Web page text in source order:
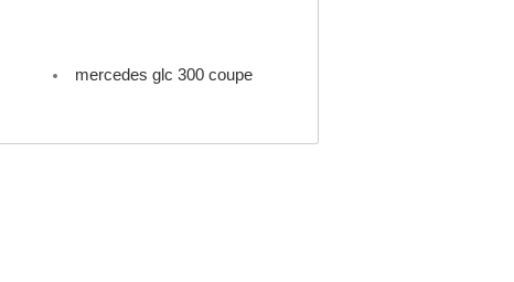
mercedes glc 300 coupe